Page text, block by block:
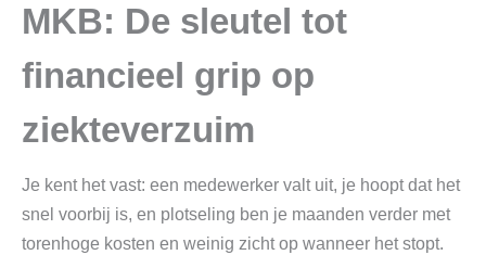
MKB: De sleutel tot
financieel grip op
ziekteverzuim
Je kent het vast: een medewerker valt uit, je hoopt dat het
snel voorbij is, en plotseling ben je maanden verder met
torenhoge kosten en weinig zicht op wanneer het stopt.